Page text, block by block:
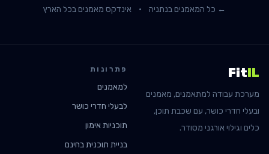
← כל המאמנים בנתניה · אינדקס מאמנים בכל הארץ
FitIL
מערכת עבודה למתאמנים, מאמנים
ובעלי חדרי כושר, עם שכבת תוכן,
כלים וגילוי אורגני מסודר.
פתרונות
למאמנים
לבעלי חדרי כושר
תוכניות אימון
בניית תוכנית בחינם